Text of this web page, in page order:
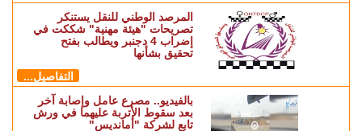
المرصد الوطني للنقل يستنكر
تصريحات "هيئة مهنية" شككت في
إضراب 4 دجنبر ويطالب بفتح
تحقيق بشأنها
التفاصيل...
بالفيديو.. مصرع عامل وإصابة آخر
بعد سقوط الأتربة عليهما في ورش
تابع لشركة "أمانديس"